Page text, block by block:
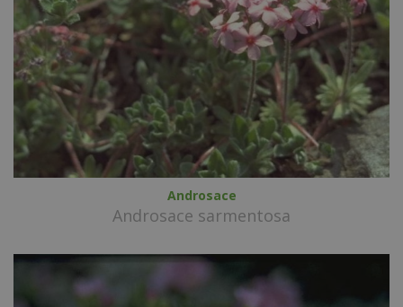
Androsace
Androsace sarmentosa